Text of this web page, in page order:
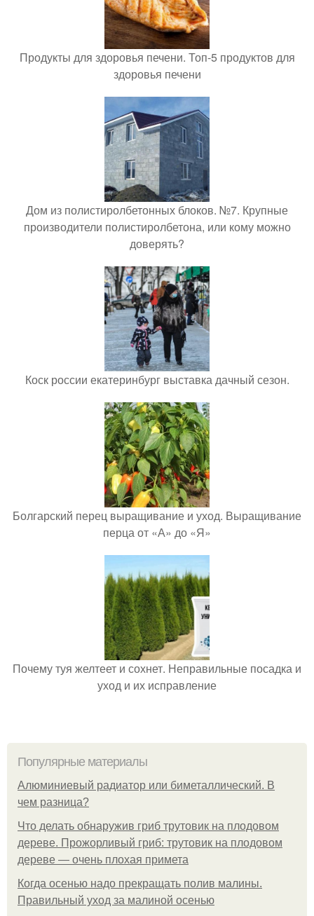
Продукты для здоровья печени. Топ-5 продуктов для
здоровья печени
Дом из полистиролбетонных блоков. №7. Крупные
производители полистиролбетона, или кому можно
доверять?
Коск россии екатеринбург выставка дачный сезон.
Болгарский перец выращивание и уход. Выращивание
перца от «А» до «Я»
Почему туя желтеет и сохнет. Неправильные посадка и
уход и их исправление
Популярные материалы
Алюминиевый радиатор или биметаллический. В
чем разница?
Что делать обнаружив гриб трутовик на плодовом
дереве. Прожорливый гриб: трутовик на плодовом
дереве — очень плохая примета
Когда осенью надо прекращать полив малины.
Правильный уход за малиной осенью